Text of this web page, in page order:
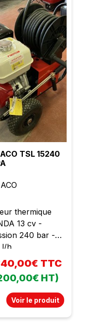
TSL 15240
thermique
13 cv -
240 bar -
l/h
TTC
HT)
Voir le produit